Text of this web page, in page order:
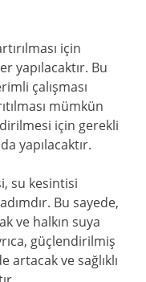
için
yapılacaktır. Bu
çalışması
mümkün
için gerekli
yapılacaktır.
su kesintisi
Bu sayede,
ve halkın suya
güçlendirilmiş
artacak ve sağlıklı